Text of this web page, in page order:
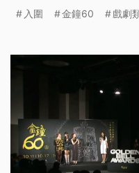
新聞網》整理金鐘60
入圍 金鐘60 戲劇